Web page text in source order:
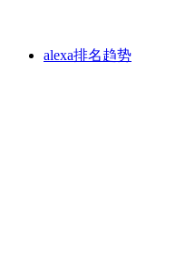
alexa排名趋势